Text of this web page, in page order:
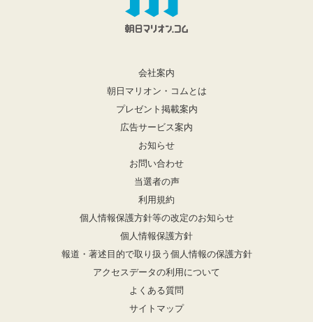
会社案内
朝日マリオン・コムとは
プレゼント掲載案内
広告サービス案内
お知らせ
お問い合わせ
当選者の声
利用規約
個人情報保護方針等の改定のお知らせ
個人情報保護方針
報道・著述目的で取り扱う個人情報の保護方針
アクセスデータの利用について
よくある質問
サイトマップ